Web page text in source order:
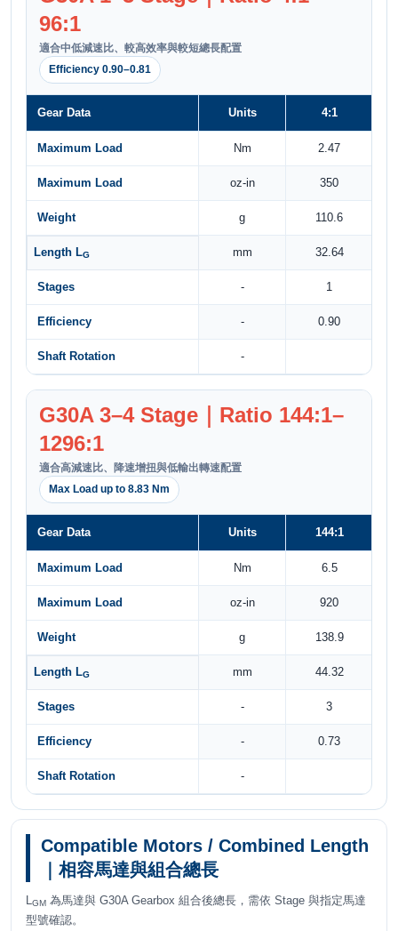
96:1
適合中低減速比、較高效率與較短總長配置
Efficiency 0.90–0.81
Gear Data Units 4:1
Maximum Load Nm 2.47
Maximum Load oz-in 350
Weight g 110.6
Length LG mm 32.64
Stages - 1
Efficiency - 0.90
Shaft Rotation -
G30A 3–4 Stage｜Ratio 144:1–
1296:1
適合高減速比、降速增扭與低輸出轉速配置
Max Load up to 8.83 Nm
Gear Data Units 144:1
Maximum Load Nm 6.5
Maximum Load oz-in 920
Weight g 138.9
Length LG mm 44.32
Stages - 3
Efficiency - 0.73
Shaft Rotation -
Compatible Motors / Combined Length
｜相容馬達與組合總長
L GM 為馬達與 G30A Gearbox 組合後總長，需依 Stage 與指定馬達
型號確認。